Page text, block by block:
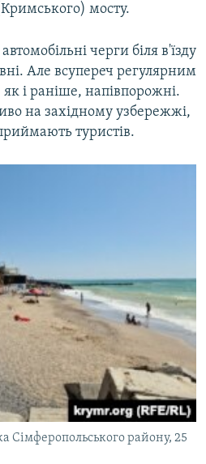
мосту.
черги біля в'їзду
Але всупереч регулярним
і раніше, напівпорожні.
на західному узбережжі,
туристів.
Сімферопольського району, 25